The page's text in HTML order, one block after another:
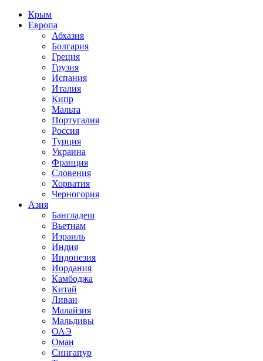
Крым
Европа
Абхазия
Болгария
Греция
Грузия
Испания
Италия
Кипр
Мальта
Португалия
Россия
Турция
Украина
Франция
Словения
Хорватия
Черногория
Азия
Бангладеш
Вьетнам
Израиль
Индия
Индонезия
Иордания
Камбоджа
Китай
Ливан
Малайзия
Мальдивы
ОАЭ
Оман
Сингапур